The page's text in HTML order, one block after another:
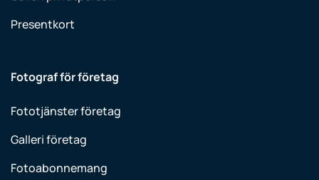
Presentkort
Fotograf för företag
Fototjänster företag
Galleri företag
Fotoabonnemang